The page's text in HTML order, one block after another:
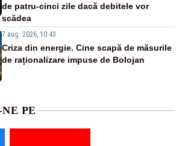
de patru-cinci zile dacă debitele vor
scădea
7 aug. 2026, 10:43
Criza din energie. Cine scapă de măsurile
de raționalizare impuse de Bolojan
PE